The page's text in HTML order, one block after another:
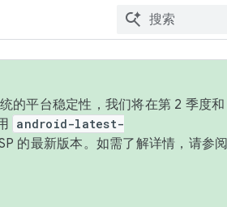
的平台稳定性，我们将在第 2 季度和
android-latest-
的最新版本。如需了解详情，请参阅